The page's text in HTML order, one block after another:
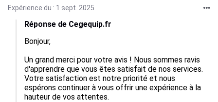
Expérience du : 1 sept. 2025
Réponse de Cegequip.fr
Bonjour,
Un grand merci pour votre avis ! Nous sommes ravis
d'apprendre que vous êtes satisfait de nos services.
Votre satisfaction est notre priorité et nous
espérons continuer à vous offrir une expérience à la
hauteur de vos attentes.